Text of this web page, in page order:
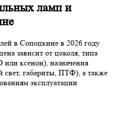
ламп и
в Сопоцкине в 2026 году
зависит от цоколя, типа
или ксенон), назначения
свет, габариты, ПТФ), а также
эксплуатации